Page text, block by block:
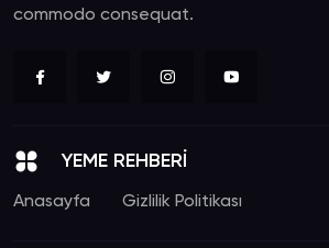
commodo consequat.
YEME REHBERİ
Anasayfa Gizlilik Politikası